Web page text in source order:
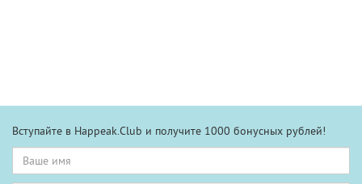
Вступайте в Happeak.Club и получите 1000 бонусных рублей!